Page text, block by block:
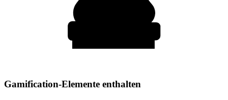
Gamification-Elemente enthalten